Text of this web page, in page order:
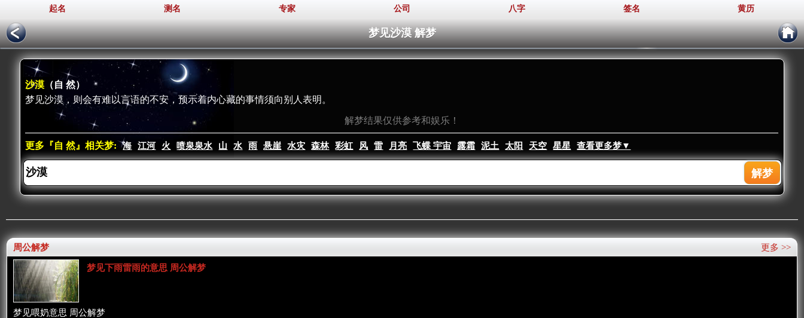
起名 测名 专家 公司 八字 签名 黄历
梦见沙漠 解梦
沙漠 （自 然）
梦见沙漠，则会有难以言语的不安，预示着内心藏的事情须向别人表明。
解梦结果仅供参考和娱乐！
更多『自 然』相关梦: 海 江河 火 喷泉泉水 山 水 雨 悬崖 水灾 森林 彩虹 风 雷 月亮 飞蝶 宇宙 露霜 泥土 太阳 天空 星星 查看更多梦▼
更多 >>
周公解梦
梦见下雨雷雨的意思 周公解梦
梦见喂奶意思 周公解梦